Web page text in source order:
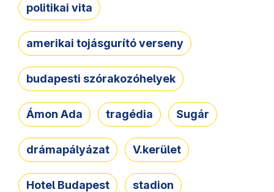
politikai vita
amerikai tojásgurító verseny
budapesti szórakozóhelyek
Ámon Ada tragédia Sugár
drámapályázat V.kerület
Hotel Budapest stadion